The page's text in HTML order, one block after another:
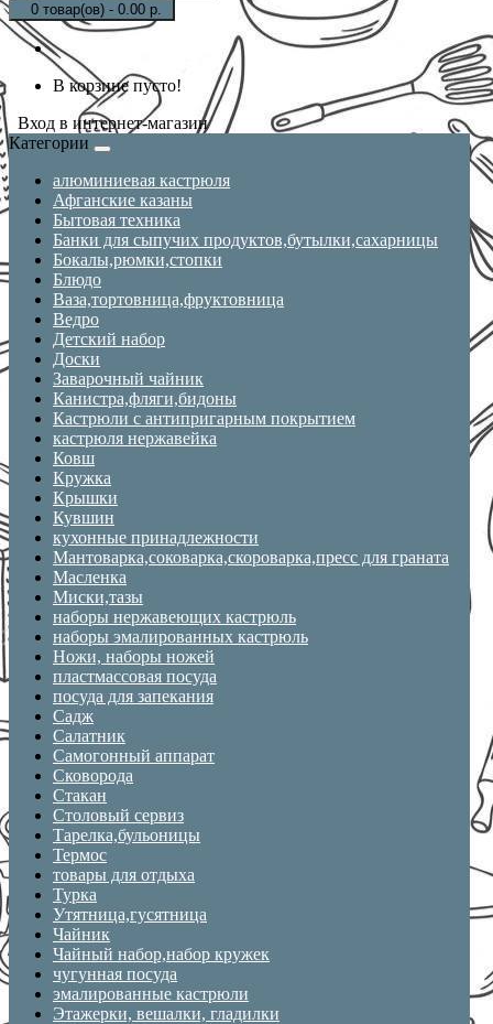
0 товар(ов) - 0.00 р.
В корзине пусто!
Вход в интернет-магазин
Категории
алюминиевая кастрюля
Афганские казаны
Бытовая техника
Банки для сыпучих продуктов,бутылки,сахарницы
Бокалы,рюмки,стопки
Блюдо
Ваза,тортовница,фруктовница
Ведро
Детский набор
Доски
Заварочный чайник
Канистра,фляги,бидоны
Кастрюли с антипригарным покрытием
кастрюля нержавейка
Ковш
Кружка
Крышки
Кувшин
кухонные принадлежности
Мантоварка,соковарка,скороварка,пресс для граната
Масленка
Миски,тазы
наборы нержавеющих кастрюль
наборы эмалированных кастрюль
Ножи, наборы ножей
пластмассовая посуда
посуда для запекания
Садж
Салатник
Самогонный аппарат
Сковорода
Стакан
Столовый сервиз
Тарелка,бульоницы
Термос
товары для отдыха
Турка
Утятница,гусятница
Чайник
Чайный набор,набор кружек
чугунная посуда
эмалированные кастрюли
Этажерки, вешалки, гладилки